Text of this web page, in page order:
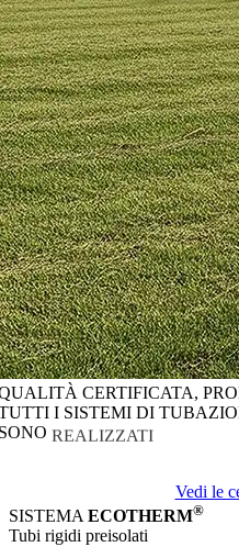
CERTIFICATA,
I SISTEMI DI
REALIZZATI
Vedi le
SISTEMA ECOTHERM®
Tubi rigidi preisolati